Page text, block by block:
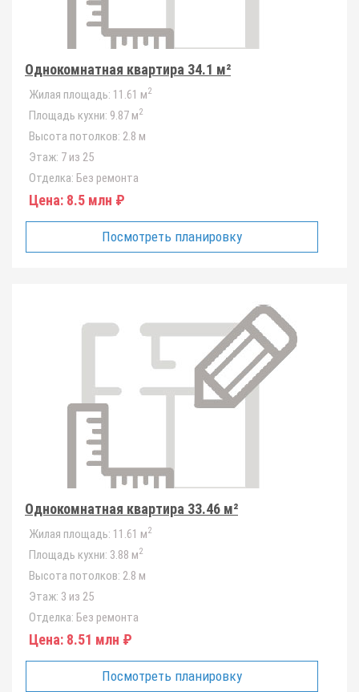
Однокомнатная квартира 34.1 м²
Жилая площадь: 11.61 м2
Площадь кухни: 9.87 м2
Высота потолков: 2.8 м
Этаж: 7 из 25
Отделка: Без ремонта
Цена: 8.5 млн ₽
Посмотреть планировку
Однокомнатная квартира 33.46 м²
Жилая площадь: 11.61 м2
Площадь кухни: 3.88 м2
Высота потолков: 2.8 м
Этаж: 3 из 25
Отделка: Без ремонта
Цена: 8.51 млн ₽
Посмотреть планировку